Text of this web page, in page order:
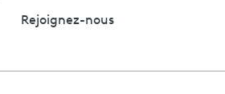
Rejoignez-nous